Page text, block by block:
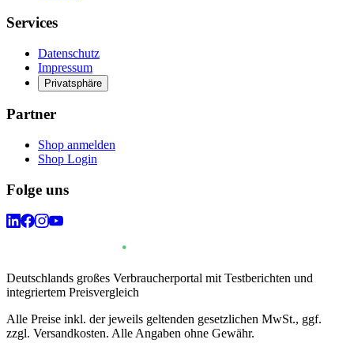
Services
Datenschutz
Impressum
Privatsphäre
Partner
Shop anmelden
Shop Login
Folge uns
Deutschlands großes Verbraucherportal mit Testberichten und
integriertem Preisvergleich
Alle Preise inkl. der jeweils geltenden gesetzlichen MwSt., ggf.
zzgl. Versandkosten. Alle Angaben ohne Gewähr.